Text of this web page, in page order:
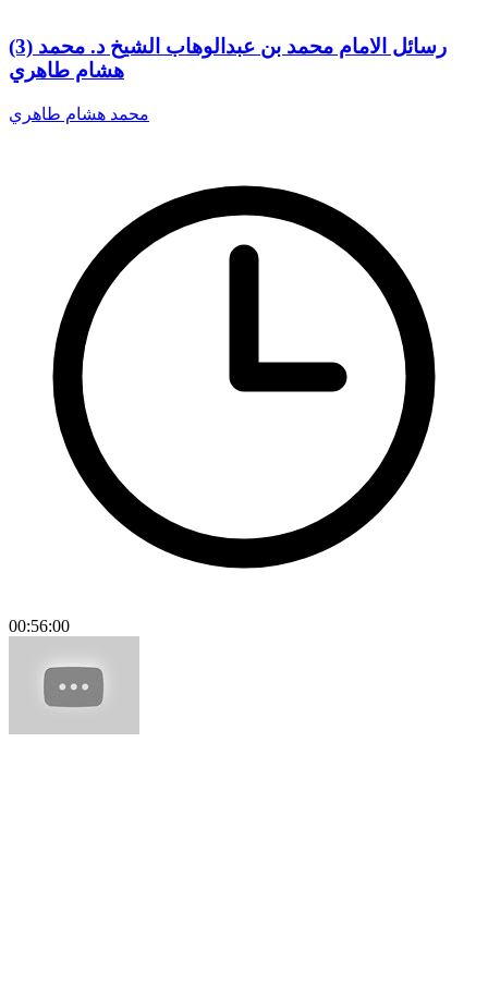
(3) رسائل الامام محمد بن عبدالوهاب الشيخ د. محمد
هشام طاهري
محمد هشام طاهري
00:56:00